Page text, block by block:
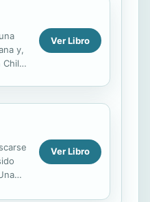
y,
Ver Libro
Ver Libro